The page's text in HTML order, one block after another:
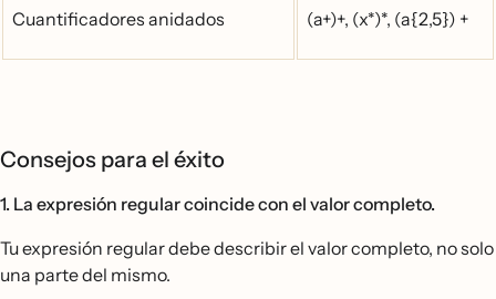
Cuantificadores anidados (a+)+, (x*)*, (a{2,5}) +
Consejos para el éxito
1. La expresión regular coincide con el valor completo.
Tu expresión regular debe describir el valor completo, no solo
una parte del mismo.